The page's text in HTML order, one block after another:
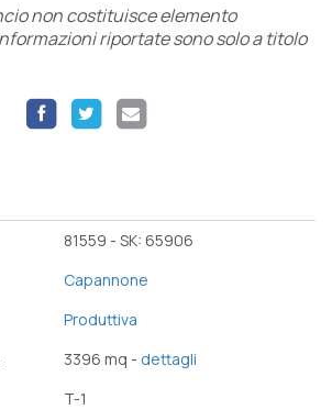
non costituisce elemento
riportate sono solo a titolo
81559 - SK: 65906
Capannone
Produttiva
3396 mq - dettagli
T-1